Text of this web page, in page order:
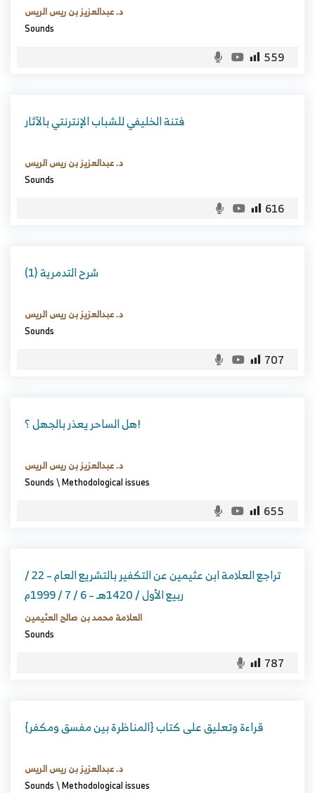
د. عبدالعزيز بن ريس الريس
Sounds
559
فتنة الخليفي للشباب الإنترنتي بالآثار
د. عبدالعزيز بن ريس الريس
Sounds
616
شرح التدمرية (1)
د. عبدالعزيز بن ريس الريس
Sounds
707
هل الساحر يعذر بالجهل ؟!
د. عبدالعزيز بن ريس الريس
Sounds\Methodological issues
655
تراجع العلامة ابن عثيمين عن التكفير بالتشريع العام – 22 /
ربيع الأول / 1420هـ – 6 / 7 / 1999م
العلامة محمد بن صالح العثيمين
Sounds
787
قراءة وتعليق على كتاب {المناظرة بين مفسق ومكفر}
د. عبدالعزيز بن ريس الريس
Sounds\Methodological issues